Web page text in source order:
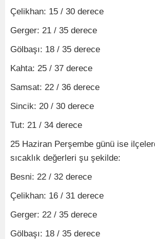
Çelikhan: 15 / 30 derece
Gerger: 21 / 35 derece
Gölbaşı: 18 / 35 derece
Kahta: 25 / 37 derece
Samsat: 22 / 36 derece
Sincik: 20 / 30 derece
Tut: 21 / 34 derece
25 Haziran Perşembe günü ise
sıcaklık değerleri şu şekilde:
Besni: 22 / 32 derece
Çelikhan: 16 / 31 derece
Gerger: 22 / 35 derece
Gölbaşı: 18 / 35 derece